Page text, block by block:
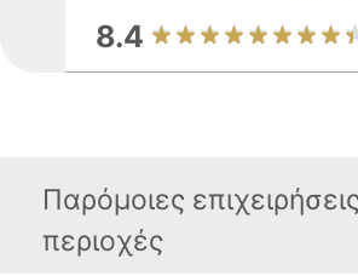
8.4
Παρόμοιες
περιοχές